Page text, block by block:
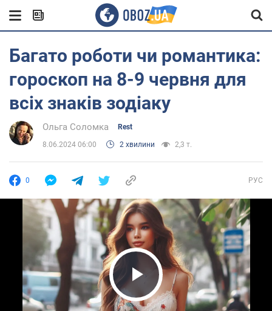
Багато роботи чи романтика:
гороскоп на 8-9 червня для
всіх знаків зодіаку
Ольга Соломка Rest
8.06.2024 06:00 2 хвилини 2,3 т.
0 РУС
Play Video